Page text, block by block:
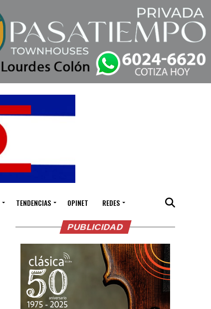
TENDENCIAS OPINET REDES
PUBLICIDAD